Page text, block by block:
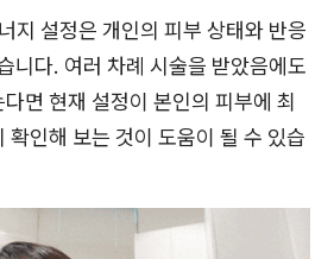
지 설정은 개인의 피부 상태와 반응
니다. 여러 차례 시술을 받았음에도
면 현재 설정이 본인의 피부에 최
확인해 보는 것이 도움이 될 수 있습